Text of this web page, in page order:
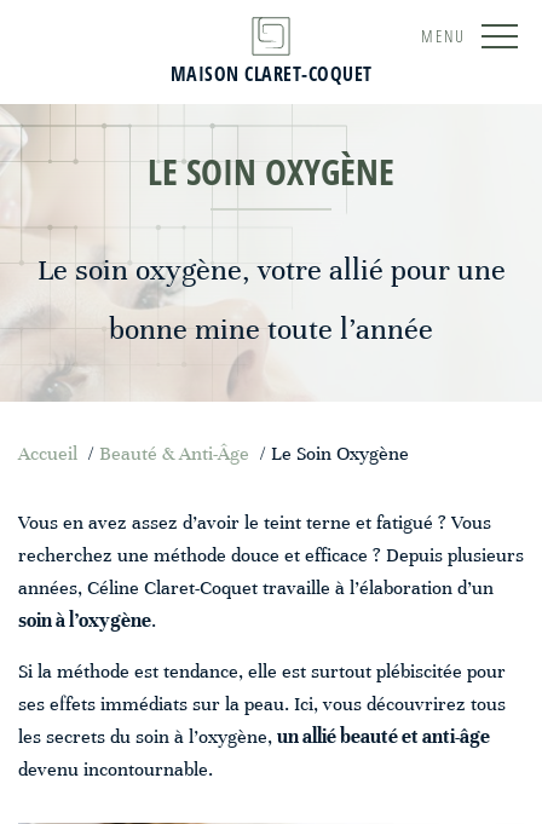
MAISON CLARET-COQUET
MENU
LE SOIN OXYGÈNE
Le soin oxygène, votre allié pour une
bonne mine toute l’année
Accueil / Beauté & Anti-Âge / Le Soin Oxygène
Vous en avez assez d’avoir le teint terne et fatigué ? Vous
recherchez une méthode douce et efficace ? Depuis plusieurs
années, Céline Claret-Coquet travaille à l’élaboration d’un
soin à l’oxygène.
Si la méthode est tendance, elle est surtout plébiscitée pour
ses effets immédiats sur la peau. Ici, vous découvrirez tous
les secrets du soin à l’oxygène, un allié beauté et anti-âge
devenu incontournable.